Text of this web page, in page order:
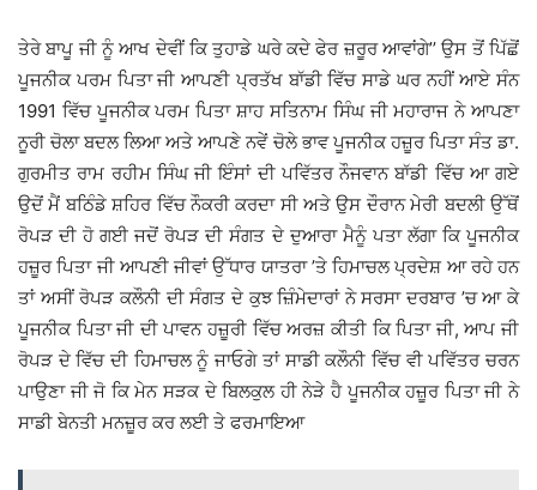
ਤੇਰੇ ਬਾਪੂ ਜੀ ਨੂੰ ਆਖ ਦੇਵੀਂ ਕਿ ਤੁਹਾਡੇ ਘਰੇ ਕਦੇ ਫੇਰ ਜ਼ਰੂਰ ਆਵਾਂਗੇ’’ ਉਸ ਤੋਂ ਪਿੱਛੋਂ
ਪੂਜਨੀਕ ਪਰਮ ਪਿਤਾ ਜੀ ਆਪਣੀ ਪ੍ਰਤੱਖ ਬਾੱਡੀ ਵਿੱਚ ਸਾਡੇ ਘਰ ਨਹੀਂ ਆਏ ਸੰਨ
1991 ਵਿੱਚ ਪੂਜਨੀਕ ਪਰਮ ਪਿਤਾ ਸ਼ਾਹ ਸਤਿਨਾਮ ਸਿੰਘ ਜੀ ਮਹਾਰਾਜ ਨੇ ਆਪਣਾ
ਨੂਰੀ ਚੋਲਾ ਬਦਲ ਲਿਆ ਅਤੇ ਆਪਣੇ ਨਵੇਂ ਚੋਲੇ ਭਾਵ ਪੂਜਨੀਕ ਹਜ਼ੂਰ ਪਿਤਾ ਸੰਤ ਡਾ.
ਗੁਰਮੀਤ ਰਾਮ ਰਹੀਮ ਸਿੰਘ ਜੀ ਇੰਸਾਂ ਦੀ ਪਵਿੱਤਰ ਨੌਜਵਾਨ ਬਾੱਡੀ ਵਿੱਚ ਆ ਗਏ
ਉਦੋਂ ਮੈਂ ਬਠਿੰਡੇ ਸ਼ਹਿਰ ਵਿੱਚ ਨੌਕਰੀ ਕਰਦਾ ਸੀ ਅਤੇ ਉਸ ਦੌਰਾਨ ਮੇਰੀ ਬਦਲੀ ਉੱਥੋਂ
ਰੋਪੜ ਦੀ ਹੋ ਗਈ ਜਦੋਂ ਰੋਪੜ ਦੀ ਸੰਗਤ ਦੇ ਦੁਆਰਾ ਮੈਨੂੰ ਪਤਾ ਲੱਗਾ ਕਿ ਪੂਜਨੀਕ
ਹਜ਼ੂਰ ਪਿਤਾ ਜੀ ਆਪਣੀ ਜੀਵਾਂ ਉੱਧਾਰ ਯਾਤਰਾ ’ਤੇ ਹਿਮਾਚਲ ਪ੍ਰਦੇਸ਼ ਆ ਰਹੇ ਹਨ
ਤਾਂ ਅਸੀਂ ਰੋਪੜ ਕਲੌਨੀ ਦੀ ਸੰਗਤ ਦੇ ਕੁਝ ਜ਼ਿੰਮੇਦਾਰਾਂ ਨੇ ਸਰਸਾ ਦਰਬਾਰ ’ਚ ਆ ਕੇ
ਪੂਜਨੀਕ ਪਿਤਾ ਜੀ ਦੀ ਪਾਵਨ ਹਜ਼ੂਰੀ ਵਿੱਚ ਅਰਜ਼ ਕੀਤੀ ਕਿ ਪਿਤਾ ਜੀ, ਆਪ ਜੀ
ਰੋਪੜ ਦੇ ਵਿੱਚ ਦੀ ਹਿਮਾਚਲ ਨੂੰ ਜਾਓਗੇ ਤਾਂ ਸਾਡੀ ਕਲੌਨੀ ਵਿੱਚ ਵੀ ਪਵਿੱਤਰ ਚਰਨ
ਪਾਉਣਾ ਜੀ ਜੋ ਕਿ ਮੇਨ ਸੜਕ ਦੇ ਬਿਲਕੁਲ ਹੀ ਨੇੜੇ ਹੈ ਪੂਜਨੀਕ ਹਜ਼ੂਰ ਪਿਤਾ ਜੀ ਨੇ
ਸਾਡੀ ਬੇਨਤੀ ਮਨਜ਼ੂਰ ਕਰ ਲਈ ਤੇ ਫਰਮਾਇਆ